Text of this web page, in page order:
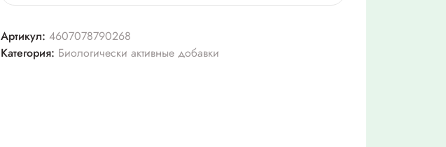
Артикул: 4607078790268
Категория: Биологически активные добавки